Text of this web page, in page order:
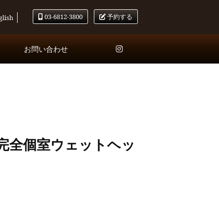
03-6812-3800 予約する
お問い合わせ
全個室ウェットヘッ